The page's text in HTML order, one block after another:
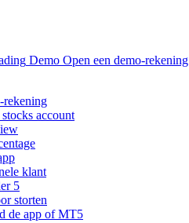
Demo Open een demo-rekening
account
klant
5
storten
de app of MT5